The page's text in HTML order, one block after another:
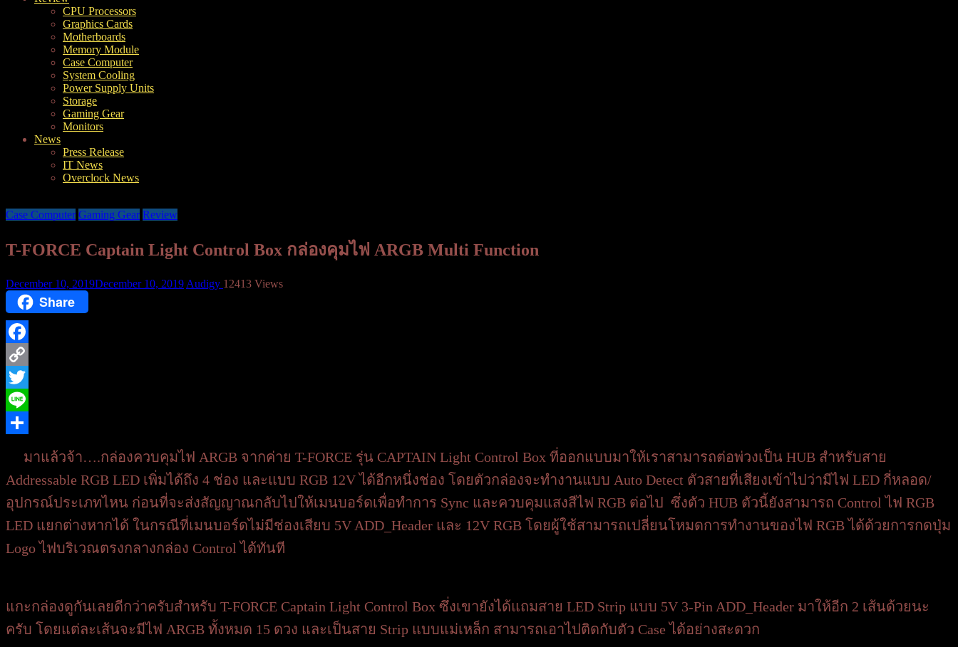
CPU Processors
Graphics Cards
Motherboards
Memory Module
Case Computer
System Cooling
Power Supply Units
Storage
Gaming Gear
Monitors
News
Press Release
IT News
Overclock News
Case Computer Gaming Gear Review
T-FORCE Captain Light Control Box กล่องคุมไฟ ARGB Multi Function
December 10, 2019December 10, 2019 Audigy 12413 Views
Share
Facebook
Copy
Link
Twitter
Line
มาแล้วจ้า….กล่องควบคุมไฟ ARGB จากค่าย T-FORCE รุ่น CAPTAIN Light Control Box ที่ออกแบบมาให้เราสามารถต่อพ่วงเป็น HUB สำหรับสาย
Addressable RGB LED เพิ่มได้ถึง 4 ช่อง และแบบ RGB 12V ได้อีกหนึ่งช่อง โดยตัวกล่องจะทำงานแบบ Auto Detect ตัวสายที่เสียงเข้าไปว่ามีไฟ LED กี่หลอด/
อุปกรณ์ประเภทไหน ก่อนที่จะส่งสัญญาณกลับไปให้เมนบอร์ดเพื่อทำการ Sync และควบคุมแสงสีไฟ RGB ต่อไป ซึ่งตัว HUB ตัวนี้ยังสามารถ Control ไฟ RGB
LED แยกต่างหากได้ ในกรณีที่เมนบอร์ดไม่มีช่องเสียบ 5V ADD_Header และ 12V RGB โดยผู้ใช้สามารถเปลี่ยนโหมดการทำงานของไฟ RGB ได้ด้วยการกดปุ่ม
Logo ไฟบริเวณตรงกลางกล่อง Control ได้ทันที
แกะกล่องดูกันเลยดีกว่าครับสำหรับ T-FORCE Captain Light Control Box ซึ่งเขายังได้แถมสาย LED Strip แบบ 5V 3-Pin ADD_Header มาให้อีก 2 เส้นด้วยนะ
ครับ โดยแต่ละเส้นจะมีไฟ ARGB ทั้งหมด 15 ดวง และเป็นสาย Strip แบบแม่เหล็ก สามารถเอาไปติดกับตัว Case ได้อย่างสะดวก